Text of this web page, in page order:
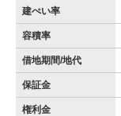
建ぺい率
容積率
借地期間/地代
保証金
権利金